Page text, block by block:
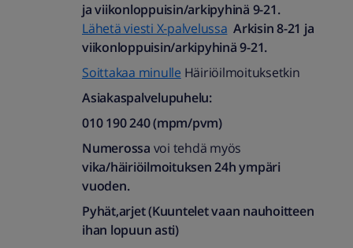
ja viikonloppuisin/arkipyhinä 9-21.
Lähetä viesti X-palvelussa Arkisin 8-21 ja
viikonloppuisin/arkipyhinä 9-21.
Soittakaa minulle Häiriöilmoituksetkin
Asiakaspalvelupuhelu:
010 190 240 (mpm/pvm)​
Numerossa voi tehdä myös
vika/häiriöilmoituksen 24h ympäri
vuoden.
Pyhät,arjet (Kuuntelet vaan nauhoitteen
ihan lopuun asti)